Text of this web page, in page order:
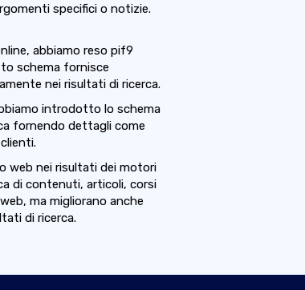
specifici o notizie.
abbiamo reso pif9
schema fornisce
nei risultati di ricerca.
introdotto lo schema
fornendo dettagli come
web nei risultati dei motori
di contenuti, articoli, corsi
ma migliorano anche
di ricerca.